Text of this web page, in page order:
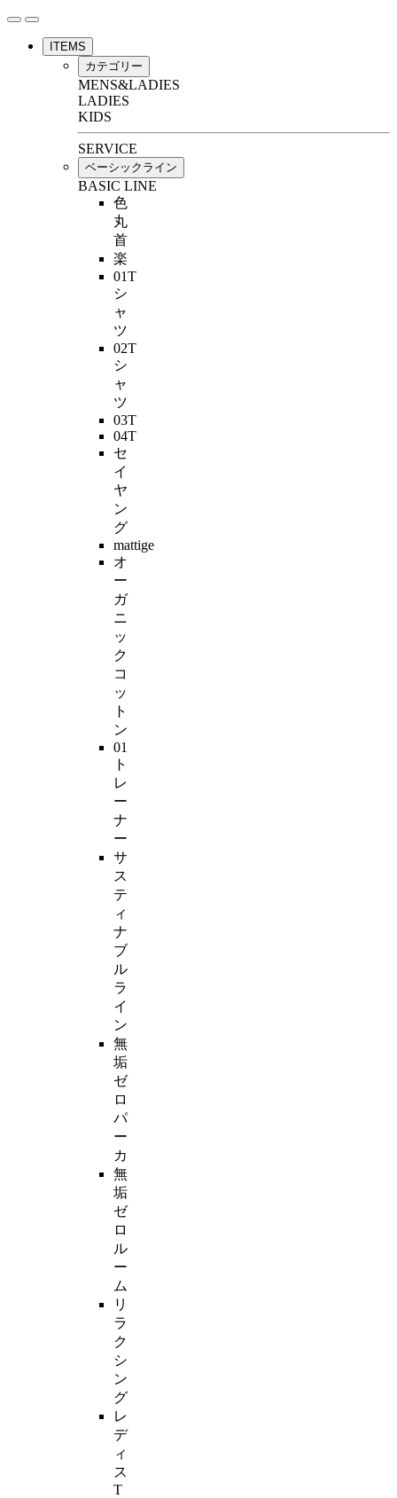
ITEMS
カテゴリー
MENS&LADIES
LADIES
KIDS
SERVICE
ベーシックライン
BASIC LINE
色
丸
首
楽
01T
シ
ャ
ツ
02T
シ
ャ
ツ
03T
04T
セ
イ
ヤ
ン
グ
mattige
オ
ー
ガ
ニ
ッ
ク
コ
ッ
ト
ン
01
ト
レ
ー
ナ
ー
サ
ス
テ
ィ
ナ
ブ
ル
ラ
イ
ン
無
垢
ゼ
ロ
パ
ー
カ
無
垢
ゼ
ロ
ル
ー
ム
リ
ラ
ク
シ
ン
グ
レ
デ
ィ
ス
T